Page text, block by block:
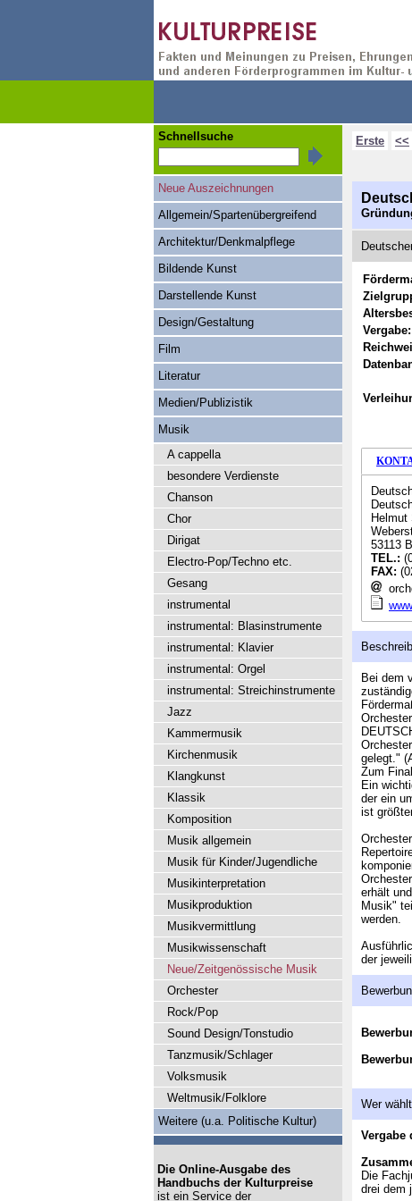
Erste <<
Vergabe:
Helmut
53113
TEL.:
FAX:
Bei dem
gelegt."
Zum
Ein
der ein
ist
erhält
Musik"
werden.
der
Wer
Vergabe
Die
drei dem
Schnellsuche
Neue Auszeichnungen
Allgemein/Spartenübergreifend
Architektur/Denkmalpflege
Bildende Kunst
Darstellende Kunst
Design/Gestaltung
Film
Literatur
Medien/Publizistik
Musik
A cappella
besondere Verdienste
Chanson
Chor
Dirigat
Electro-Pop/Techno etc.
Gesang
instrumental
instrumental: Blasinstrumente
instrumental: Klavier
instrumental: Orgel
instrumental: Streichinstrumente
Jazz
Kammermusik
Kirchenmusik
Klangkunst
Klassik
Komposition
Musik allgemein
Musik für Kinder/Jugendliche
Musikinterpretation
Musikproduktion
Musikvermittlung
Musikwissenschaft
Neue/Zeitgenössische Musik
Orchester
Rock/Pop
Sound Design/Tonstudio
Tanzmusik/Schlager
Volksmusik
Weltmusik/Folklore
Weitere (u.a. Politische Kultur)
Die Online-Ausgabe des
Handbuchs der Kulturpreise
ist ein Service der